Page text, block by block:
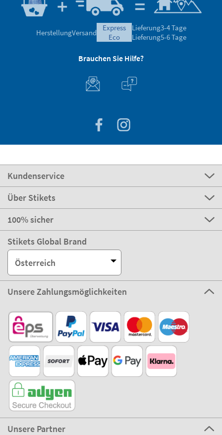
HerstellungVersand
express
eco
Lieferung3-4 Tage
Lieferung5-6 Tage
Brauchen Sie Hilfe?
Kundenservice
Über Stikets
100% sicher
Stikets Global Brand
Österreich
Unsere Zahlungsmöglichkeiten
Unsere Partner